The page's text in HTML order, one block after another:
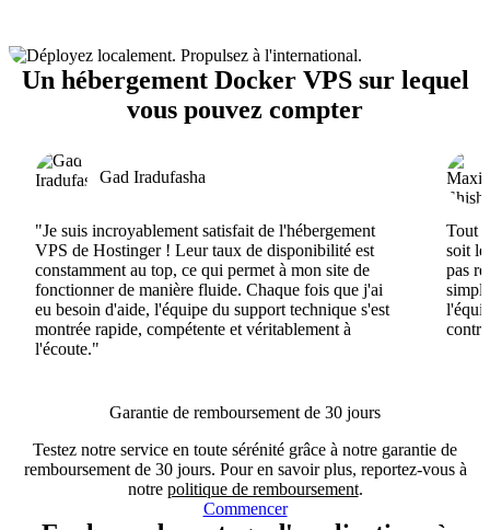
Un hébergement Docker VPS sur lequel
vous pouvez compter
Gad Iradufasha
"Je suis incroyablement satisfait de l'hébergement
VPS de Hostinger ! Leur taux de disponibilité est
constamment au top, ce qui permet à mon site de
fonctionner de manière fluide. Chaque fois que j'ai
eu besoin d'aide, l'équipe du support technique s'est
montrée rapide, compétente et véritablement à
l'écoute."
Tout
soit
pas
Garantie de remboursement de 30 jours
Testez notre service en toute sérénité grâce à notre garantie de
remboursement de 30 jours. Pour en savoir plus, reportez-vous à
notre politique de remboursement.
Commencer